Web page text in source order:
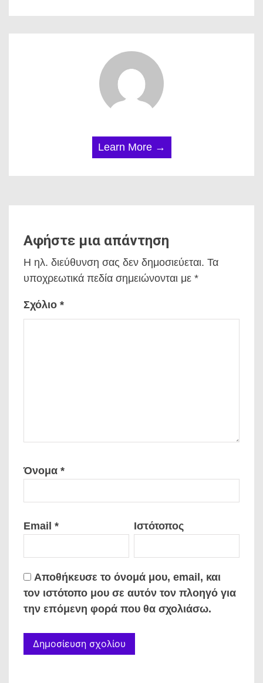
Learn More →
Αφήστε μια απάντηση
Η ηλ. διεύθυνση σας δεν δημοσιεύεται. Τα
υποχρεωτικά πεδία σημειώνονται με *
Σχόλιο *
Όνομα *
Email * Ιστότοπος
Αποθήκευσε το όνομά μου, email, και
τον ιστότοπο μου σε αυτόν τον πλοηγό για
την επόμενη φορά που θα σχολιάσω.